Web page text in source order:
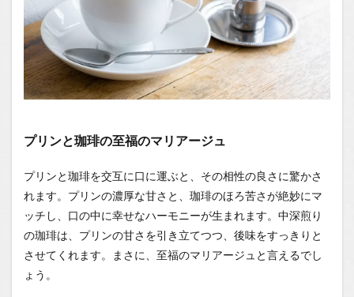
プリンと珈琲の至福のマリアージュ
プリンと珈琲を交互に口に運ぶと、その相性の良さに驚かさ
れます。プリンの濃厚な甘さと、珈琲のほろ苦さが絶妙にマ
ッチし、口の中に幸せなハーモニーが生まれます。中深煎り
の珈琲は、プリンの甘さを引き立てつつ、後味をすっきりと
させてくれます。まさに、至福のマリアージュと言えるでし
ょう。